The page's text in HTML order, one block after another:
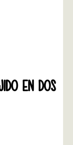
EN DOS